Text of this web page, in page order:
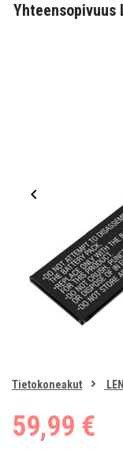
Yhteensopivuus
of
Tietokoneakut
59,99 €